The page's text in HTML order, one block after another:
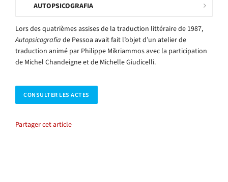
AUTOPSICOGRAFIA
Lors des quatrièmes assises de la traduction littéraire de 1987,
Autopsicografia de Pessoa avait fait l’objet d’un atelier de
traduction animé par Philippe Mikriammos avec la participation
de Michel Chandeigne et de Michelle Giudicelli.
CONSULTER LES ACTES
Partager cet article